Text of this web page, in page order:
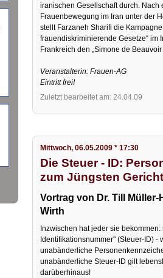
iranischen Gesellschaft durch.
Frauenbewegung im Iran unter der
stellt Farzaneh Sharifi die
frauendiskriminierende Gesetze“ im
Frankreich den „Simone de
Veranstalterin: Frauen-AG
Eintritt frei!
Zuletzt bearbeitet am: 24.04.09
Mittwoch, 06.05.2009 * 17:30
Die Steuer - ID:
zum Jüngsten
Vortrag von Dr. Till
Wirth
Inzwischen hat jeder sie
Identifikationsnummer" (Steuer-ID)
unabänderliche
unabänderliche Steuer-ID gilt
darüberhinaus!